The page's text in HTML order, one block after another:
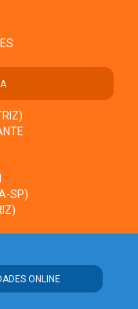
SP)
ONLINE